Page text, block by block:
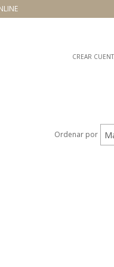
CREAR
Ordenar por